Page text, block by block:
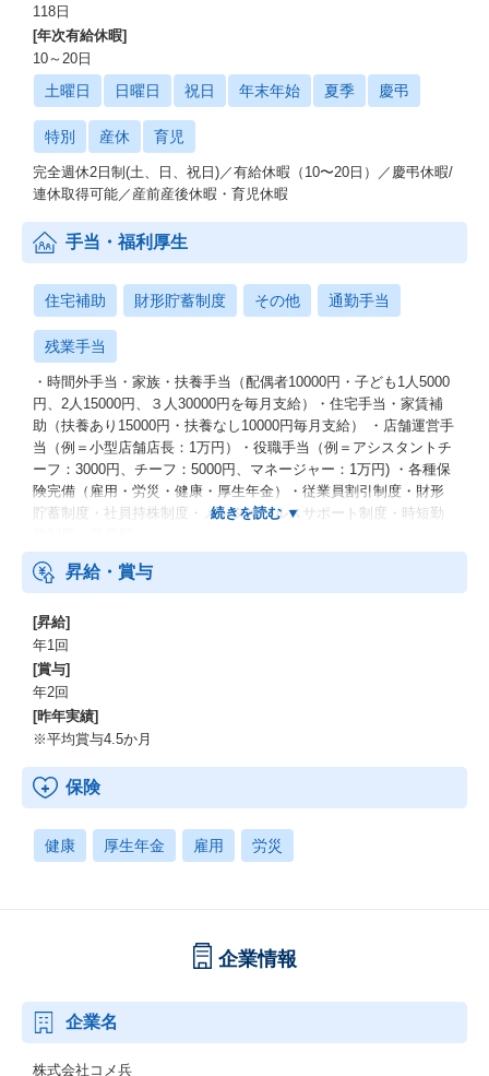
118日
[年次有給休暇]
10～20日
土曜日 日曜日 祝日 年末年始 夏季 慶弔
特別 産休 育児
完全週休2日制(土、日、祝日)／有給休暇（10〜20日）／慶弔休暇/
連休取得可能／産前産後休暇・育児休暇
手当・福利厚生
住宅補助 財形貯蓄制度 その他 通勤手当
残業手当
・時間外手当・家族・扶養手当（配偶者10000円・子ども1人5000
円、2人15000円、３人30000円を毎月支給）・住宅手当・家賃補
助（扶養あり15000円・扶養なし10000円毎月支給） ・店舗運営手
当（例＝小型店舗店長：1万円）・役職手当（例＝アシスタントチ
ーフ：3000円、チーフ：5000円、マネージャー：1万円) ・各種保
険完備（雇用・労災・健康・厚生年金）・従業員割引制度・財形
貯蓄制度・社員持株制度・メンタルヘルスサポート制度・時短勤
昇給・賞与
[昇給]
年1回
[賞与]
年2回
[昨年実績]
※平均賞与4.5か月
保険
健康 厚生年金 雇用 労災
企業情報
企業名
株式会社コメ兵